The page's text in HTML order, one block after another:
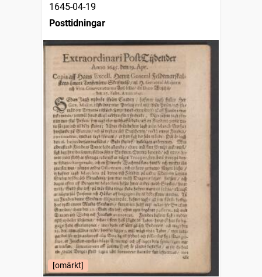
1645-04-19
Posttidningar
[omärkt]